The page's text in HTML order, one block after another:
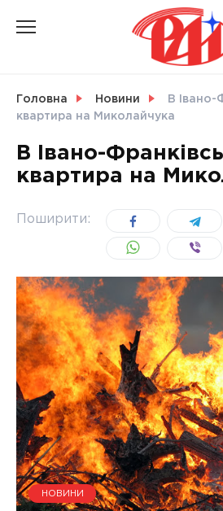
УКРАЇНА
Головна Новини
В Івано-
квартира на Миколайчука
В Івано-
квартира на
Поширити:
НОВИНИ